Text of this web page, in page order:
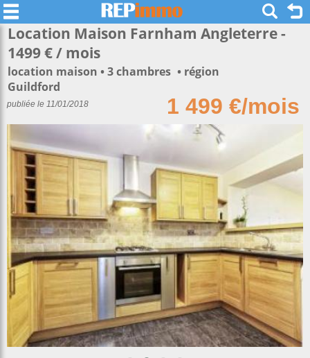
Location Maison Farnham Angleterre -
1499 € / mois
location maison 3 chambres
région
Guildford
1 499 €/mois
publiée le 11/01/2018